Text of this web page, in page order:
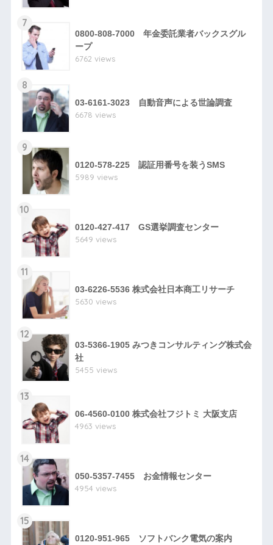
7
0800-808-7000 年金委託業者バックスグル
ープ
6762 views
8
03-6161-3023 自動音声による世論調査
6678 views
9
0120-578-225 認証用番号を装うSMS
5989 views
10
0120-427-417 GS選挙調査センター
5649 views
11
03-6226-5536 株式会社日本商工リサーチ
5630 views
12
03-5366-1905 みつきコンサルティング株式会
社
5455 views
13
06-4560-0100 株式会社フジトミ 大阪支店
4963 views
14
050-5357-7455 お金情報センター
4954 views
15
0120-951-965 ソフトバンク電気の案内